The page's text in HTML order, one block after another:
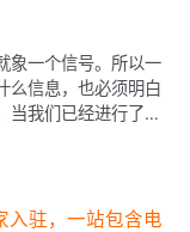
象一个信号。所以一
么信息，也必须明白
当我们已经进行了充
标
入驻，一站包含电